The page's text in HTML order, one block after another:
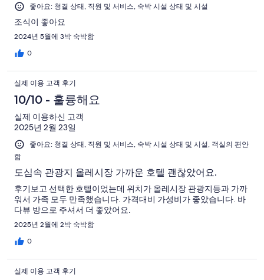
좋아요: 청결 상태, 직원 및 서비스, 숙박 시설 상태 및 시설
조식이 좋아요
2024년 5월에 3박 숙박함
0
실제 이용 고객 후기
10/10 - 훌륭해요
실제 이용하신 고객
2025년 2월 23일
좋아요: 청결 상태, 직원 및 서비스, 숙박 시설 상태 및 시설, 객실의 편안
함
도심속 관광지 올레시장 가까운 호텔 괜찮았어요.
후기보고 선택한 호텔이었는데 위치가 올레시장 관광지등과 가까
워서 가족 모두 만족했습니다. 가격대비 가성비가 좋았습니다. 바
다뷰 방으로 주셔서 더 좋았어요.
2025년 2월에 2박 숙박함
0
실제 이용 고객 후기